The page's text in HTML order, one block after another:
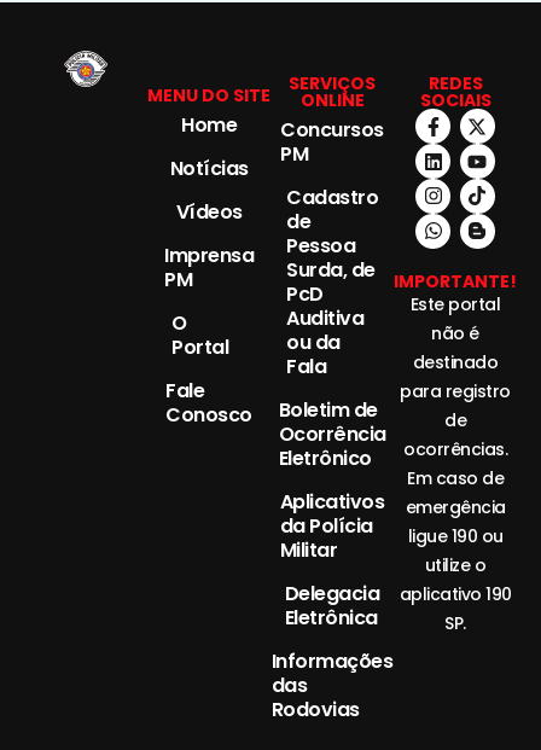
MENU DO SITE
Home
Notícias
Vídeos
Imprensa
PM
O
Portal
Fale
Conosco
SERVIÇOS
ONLINE
Concursos
PM
Cadastro
de
Pessoa
Surda, de
PcD
Auditiva
ou da
Fala
Boletim de
Ocorrência
Eletrônico
Aplicativos
da Polícia
Militar
Delegacia
Eletrônica
Informações
das
Rodovias
REDES
SOCIAIS
IMPORTANTE!
Este portal
não é
destinado
para registro
de
ocorrências.
Em caso de
emergência
ligue 190 ou
utilize o
aplicativo 190
SP.